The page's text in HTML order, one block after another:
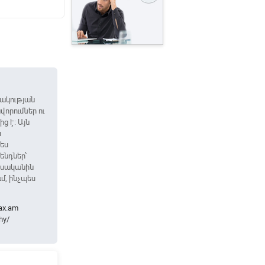
֏100
ու
է: Այն
ինչպես